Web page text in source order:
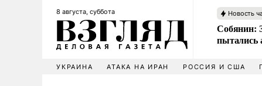
8 августа, суббота Новость
Собянин:
пытались
УКРАИНА АТАКА НА ИРАН РОССИЯ И США